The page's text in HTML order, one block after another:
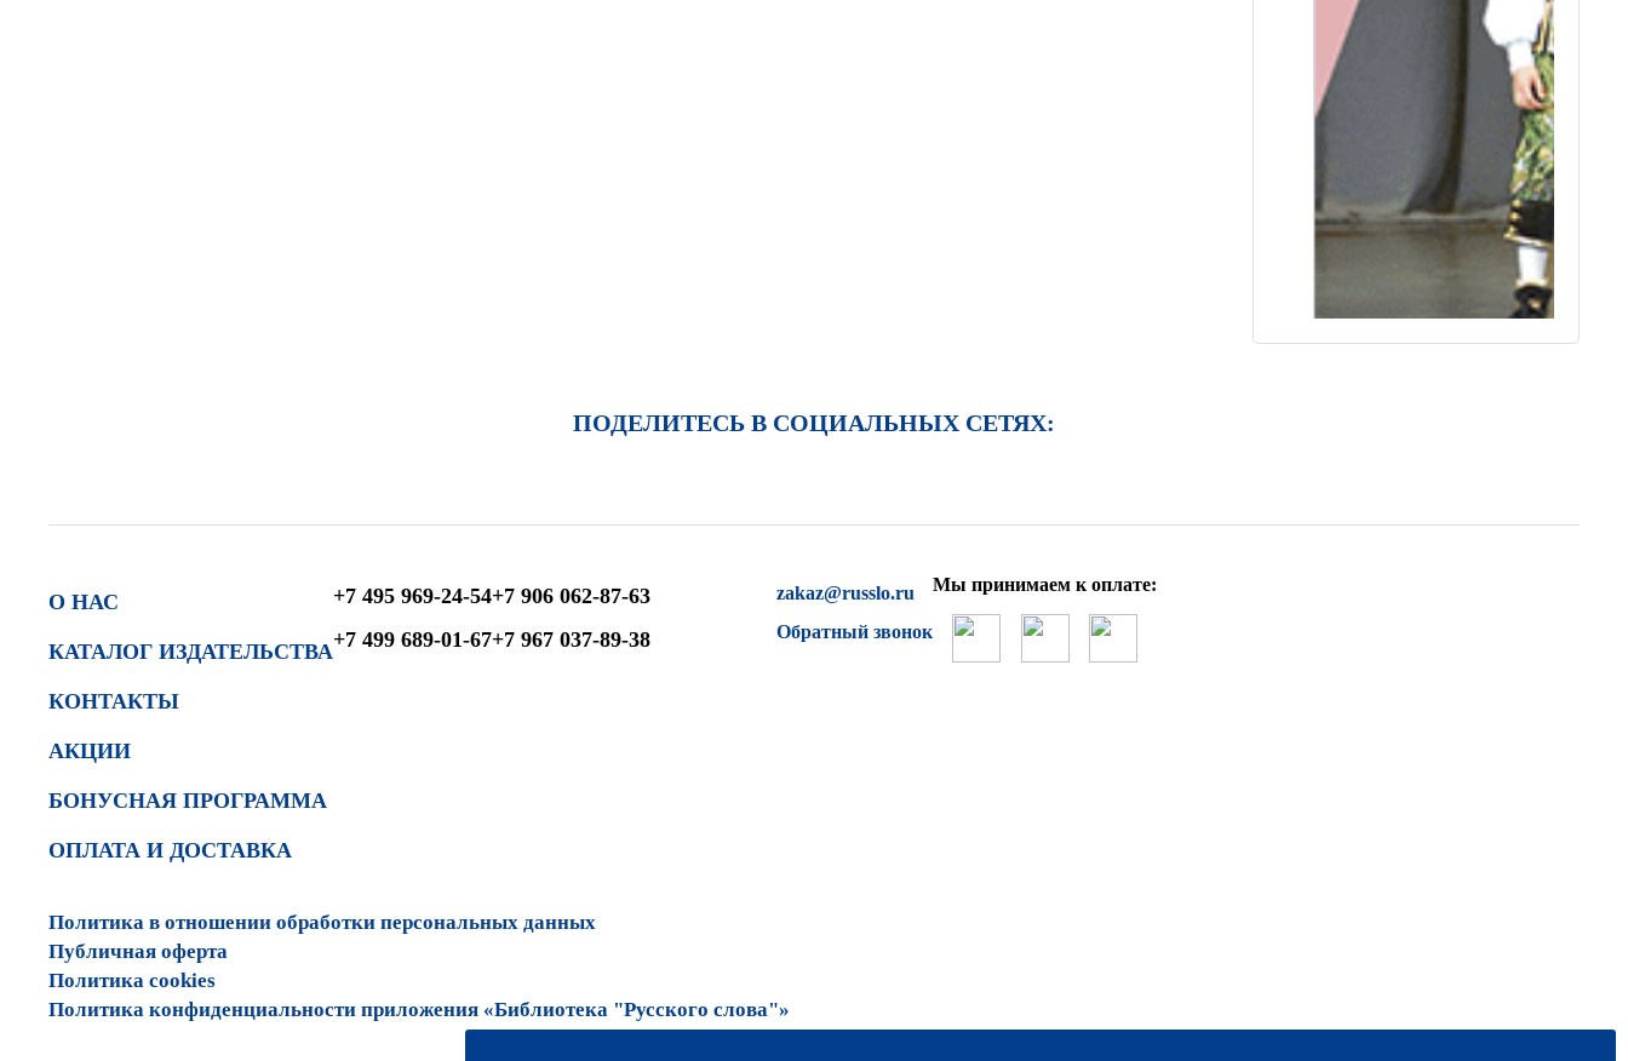
ПОДЕЛИТЕСЬ В СОЦИАЛЬНЫХ СЕТЯХ:
О НАС
КАТАЛОГ ИЗДАТЕЛЬСТВА
КОНТАКТЫ
АКЦИИ
БОНУСНАЯ ПРОГРАММА
ОПЛАТА И ДОСТАВКА
+7 495 969-24-54
+7 499 689-01-67
+7 906 062-87-63
+7 967 037-89-38
zakaz@russlo.ru
Обратный звонок
Мы принимаем к оплате:
Политика в отношении обработки персональных данных
Публичная оферта
Политика cookies
Политика конфиденциальности приложения «Библиотека "Русского слова"»